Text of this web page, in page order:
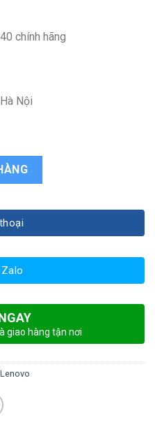
chính hãng
Nội
quantity
giao hàng tận nơi